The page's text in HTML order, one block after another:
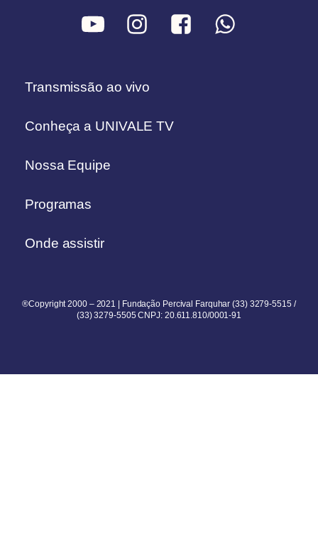
Transmissão ao vivo
Conheça a UNIVALE TV
Nossa Equipe
Programas
Onde assistir
®Copyright 2000 – 2021 | Fundação Percival Farquhar (33) 3279-5515 /
(33) 3279-5505 CNPJ: 20.611.810/0001-91